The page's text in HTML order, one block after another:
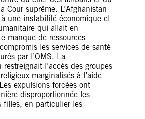
Cour suprême. L’Afghanistan
une instabilité économique et
qui allait en
manque de ressources
les services de santé
par l’OMS. La
l’accès des groupes
marginalisés à l’aide
expulsions forcées ont
disproportionnée les
filles, en particulier les